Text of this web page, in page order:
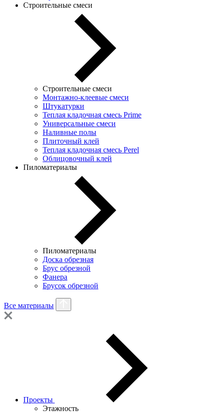
Строительные смеси
Строительные смеси
Монтажно-клеевые смеси
Штукатурки
Теплая кладочная смесь Prime
Универсальные смеси
Наливные полы
Плиточный клей
Теплая кладочная смесь Perel
Облицовочный клей
Пиломатериалы
Пиломатериалы
Доска обрезная
Брус обрезной
Фанера
Брусок обрезной
Все материалы
Проекты
Этажность